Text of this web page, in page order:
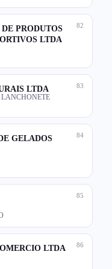
82
PRODUTOS
LTDA
83
LTDA
84
GELADOS
85
86
LTDA